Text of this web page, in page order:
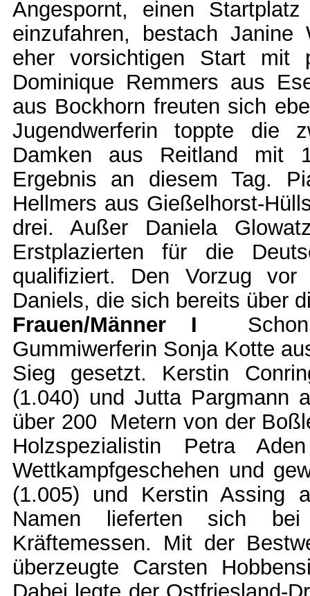
Angespornt, einen
einzufahren, bestach
eher vorsichtigen Start mit
Dominique Remmers aus
aus Bockhorn freuten sich
Jugendwerferin toppte die
Damken aus Reitland mit
Ergebnis an diesem Tag.
Hellmers aus Gießelhorst-
drei. Außer Daniela
Erstplazierten für die
qualifiziert. Den Vorzug vor
Daniels, die sich bereits über
Frauen/Männer I
Gummiwerferin Sonja Kotte
Sieg gesetzt. Kerstin
(1.040) und Jutta Pargmann
über 200 Metern von der
Holzspezialistin Petra
Wettkampfgeschehen und
(1.005) und Kerstin Assing
Namen lieferten sich
Kräftemessen. Mit der
überzeugte Carsten
Dabei legte der Ostfriesland-